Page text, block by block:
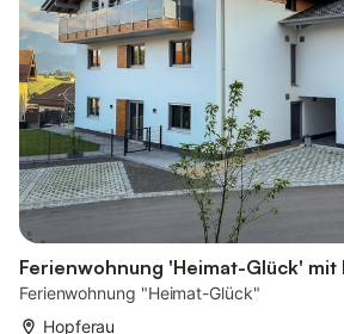
Ferienwohnung 'Heimat-Glück' mit
Ferienwohnung "Heimat-Glück"
Hopferau